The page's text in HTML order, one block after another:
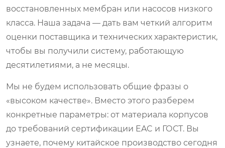
восстановленных мембран или насосов низкого
класса. Наша задача — дать вам четкий алгоритм
оценки поставщика и технических характеристик,
чтобы вы получили систему, работающую
десятилетиями, а не месяцы.
Мы не будем использовать общие фразы о
«высоком качестве». Вместо этого разберем
конкретные параметры: от материала корпусов
до требований сертификации EAC и ГОСТ. Вы
узнаете, почему китайское производство сегодня